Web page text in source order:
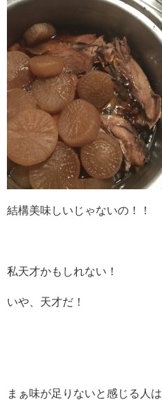
結構美味しいじゃないの！！
私天才かもしれない！
いや、天才だ！
まぁ味が足りないと感じる人は